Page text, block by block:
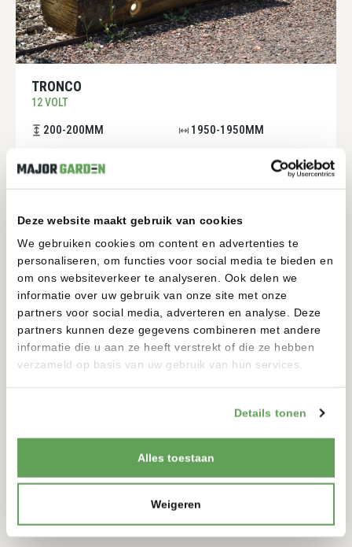
Deze website maakt gebruik van cookies
We gebruiken cookies om content en advertenties te
personaliseren, om functies voor social media te bieden en
om ons websiteverkeer te analyseren. Ook delen we
informatie over uw gebruik van onze site met onze
partners voor social media, adverteren en analyse. Deze
partners kunnen deze gegevens combineren met andere
informatie die u aan ze heeft verstrekt of die ze hebben
verzameld op basis van uw gebruik van hun services.
Details tonen
Alles toestaan
Weigeren
TRONCO
12 VOLT
200-200MM 1950-1950MM
175-175MM
BEKIJKEN